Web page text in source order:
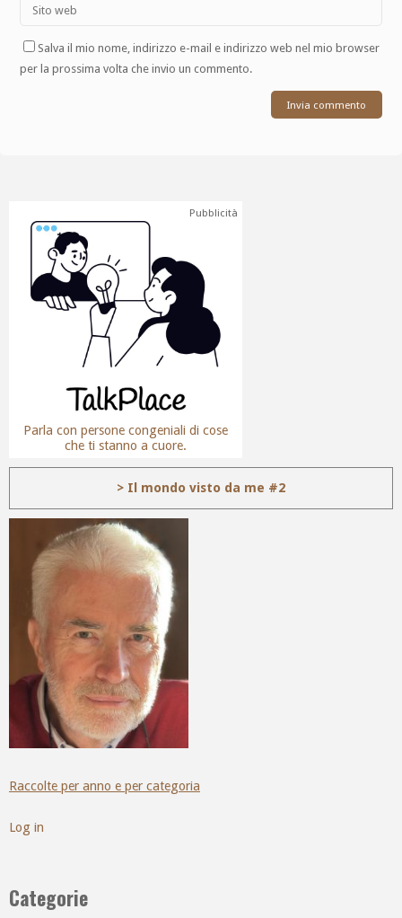
Salva il mio nome, indirizzo e-mail e indirizzo web nel mio browser
per la prossima volta che invio un commento.
Pubblicità
Parla con persone congeniali di cose
che ti stanno a cuore.
> Il mondo visto da me #2
Raccolte per anno e per categoria
Log in
Categorie